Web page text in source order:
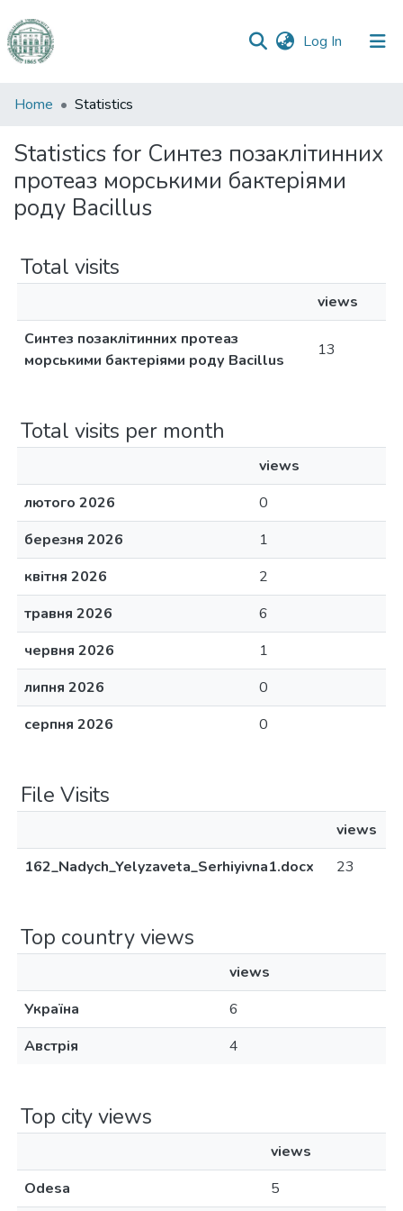
Log In (current)
Communities
Collections
All of DSpace
Home Statistics
Statistics for Синтез позаклітинних
протеаз морськими бактеріями
роду Bacillus
Total visits
views
Синтез позаклітинних протеаз
морськими бактеріями роду Bacillus
13
Total visits per month
views
лютого 2026
0
березня 2026
1
квітня 2026
2
травня 2026
6
червня 2026
1
липня 2026
0
серпня 2026
0
File Visits
views
162_Nadych_Yelyzaveta_Serhiyivna1.docx
23
Top country views
views
Україна
6
Австрія
4
Top city views
views
Odesa
5